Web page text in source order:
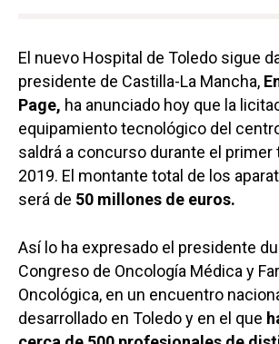
El nuevo Hospital de Toledo sigue
presidente de Castilla-La Mancha,
Page, ha anunciado hoy que la
equipamiento tecnológico del
saldrá a concurso durante el
2019. El montante total de los
será de 50 millones de euros.
Así lo ha expresado el presidente
Congreso de Oncología Médica y
Oncológica, en un encuentro
desarrollado en Toledo y en el que